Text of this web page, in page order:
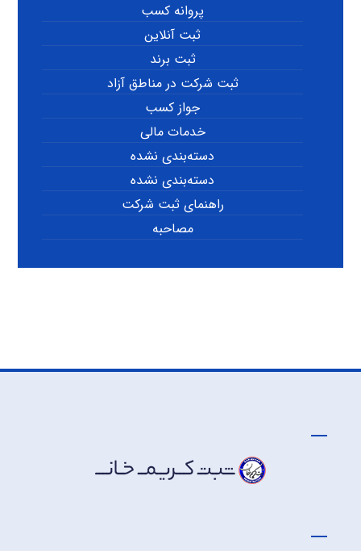
پروانه کسب
ثبت آنلاین
ثبت برند
ثبت شرکت در مناطق آزاد
جواز کسب
خدمات مالی
دسته‌بندی نشده
دسته‌بندی نشده
راهنمای ثبت شرکت
مصاحبه